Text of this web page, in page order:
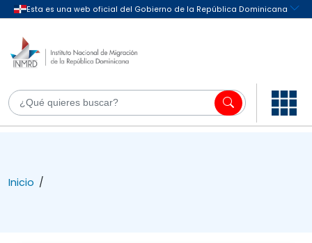
Inicio /